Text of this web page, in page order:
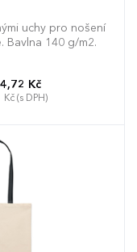
uchy pro nošení
Bavlna 140 g/m2.
Kč
(s DPH)